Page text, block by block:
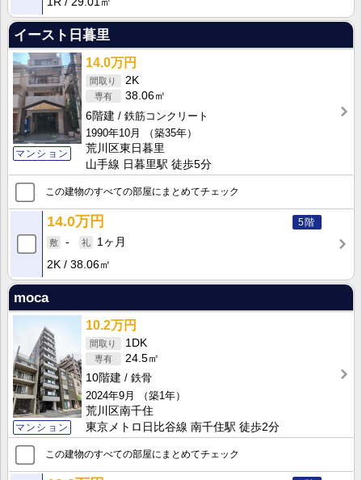
イースト日暮里
マンション
14.0万円
2K
38.06㎡
6階建
鉄筋コンクリート
1990年10月
（築35年）
荒川区東日暮里
山手線 日暮里駅 徒歩5分
この建物のすべての部屋にまとめてチェック
5階
14.0万円
-
1ヶ月
2K
38.06㎡
moca
マンション
10.2万円
1DK
24.5㎡
10階建
鉄骨
2024年9月
（築1年）
荒川区南千住
東京メトロ日比谷線 南千住駅 徒歩2分
この建物のすべての部屋にまとめてチェック